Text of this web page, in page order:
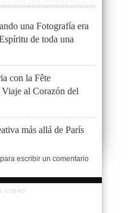
una Fotografía era
de toda una
con la Fête
al Corazón del
más allá de París
escribir un comentario